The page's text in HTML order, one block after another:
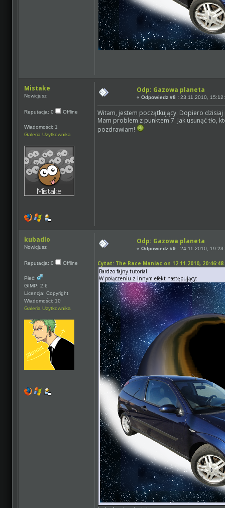
Mistake
Nowicjusz
Reputacja: 0 Offline
Wiadomości: 1
Galeria Użytkownika
Odp: Gazowa planeta
«Odpowiedz #8 : 23.11.2010,
Witam, jestem początkujący. Dopiero
Mam problem z punktem 7. Jak usunąć tło,
pozdrawiam!
kubadlo
Nowicjusz
Reputacja: 0 Offline
Płeć:
GIMP: 2.6
Licencja: Copyright
Wiadomości: 10
Galeria Użytkownika
Odp: Gazowa planeta
«Odpowiedz #9 : 24.11.2010,
Cytat: The Race Maniac on 12.11.2010, 20:46:48
Bardzo fajny tutorial.
W połączeniu z innym efekt następujący: